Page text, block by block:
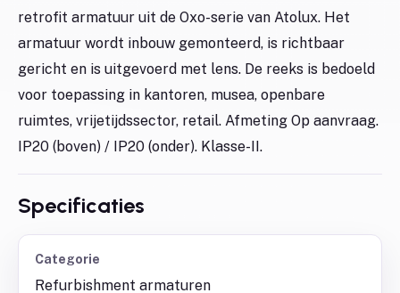
retrofit armatuur uit de Oxo-serie van Atolux. Het
armatuur wordt inbouw gemonteerd, is richtbaar
gericht en is uitgevoerd met lens. De reeks is bedoeld
voor toepassing in kantoren, musea, openbare
ruimtes, vrijetijdssector, retail. Afmeting Op aanvraag.
IP20 (boven) / IP20 (onder). Klasse-II.
Specificaties
Categorie
Refurbishment armaturen